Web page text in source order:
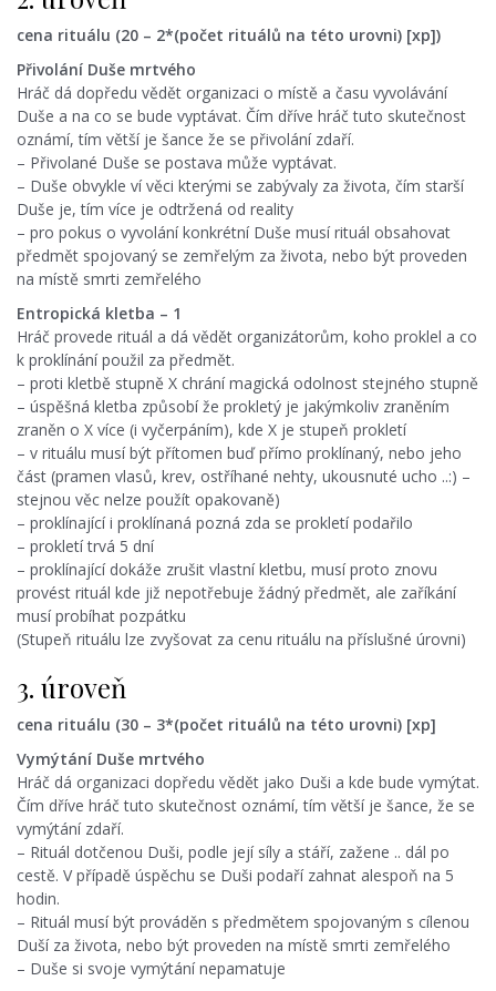
cena rituálu (20 – 2*(počet rituálů na této urovni) [xp])
Přivolání Duše mrtvého
Hráč dá dopředu vědět organizaci o místě a času vyvolávání
Duše a na co se bude vyptávat. Čím dříve hráč tuto skutečnost
oznámí, tím větší je šance že se přivolání zdaří.
– Přivolané Duše se postava může vyptávat.
– Duše obvykle ví věci kterými se zabývaly za života, čím starší
Duše je, tím více je odtržená od reality
– pro pokus o vyvolání konkrétní Duše musí rituál obsahovat
předmět spojovaný se zemřelým za života, nebo být proveden
na místě smrti zemřelého
Entropická kletba – 1
Hráč provede rituál a dá vědět organizátorům, koho proklel a co
k proklínání použil za předmět.
– proti kletbě stupně X chrání magická odolnost stejného stupně
– úspěšná kletba způsobí že prokletý je jakýmkoliv zraněním
zraněn o X více (i vyčerpáním), kde X je stupeň prokletí
– v rituálu musí být přítomen buď přímo proklínaný, nebo jeho
část (pramen vlasů, krev, ostříhané nehty, ukousnuté ucho ..:) –
stejnou věc nelze použít opakovaně)
– proklínající i proklínaná pozná zda se prokletí podařilo
– prokletí trvá 5 dní
– proklínající dokáže zrušit vlastní kletbu, musí proto znovu
provést rituál kde již nepotřebuje žádný předmět, ale zaříkání
musí probíhat pozpátku
(Stupeň rituálu lze zvyšovat za cenu rituálu na příslušné úrovni)
3. úroveň
cena rituálu (30 – 3*(počet rituálů na této urovni) [xp]
Vymýtání Duše mrtvého
Hráč dá organizaci dopředu vědět jako Duši a kde bude vymýtat.
Čím dříve hráč tuto skutečnost oznámí, tím větší je šance, že se
vymýtání zdaří.
– Rituál dotčenou Duši, podle její síly a stáří, zažene .. dál po
cestě. V případě úspěchu se Duši podaří zahnat alespoň na 5
hodin.
– Rituál musí být prováděn s předmětem spojovaným s cílenou
Duší za života, nebo být proveden na místě smrti zemřelého
– Duše si svoje vymýtání nepamatuje